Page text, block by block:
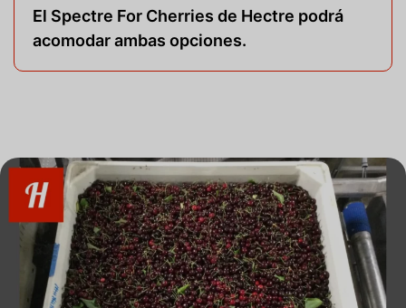
El Spectre For Cherries de Hectre podrá
acomodar ambas opciones.